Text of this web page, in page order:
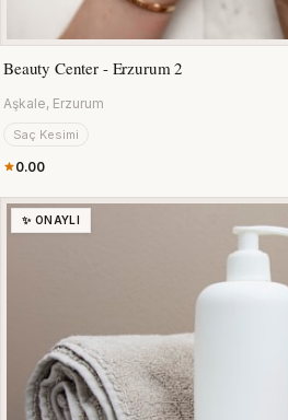
Beauty Center - Erzurum 2
Aşkale, Erzurum
Saç Kesimi
0.00
✨ ONAYLI